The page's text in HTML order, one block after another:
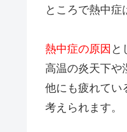
ところで熱中症
熱中症の原因 と
高温の炎天下や
他にも疲れてい
考えられます。